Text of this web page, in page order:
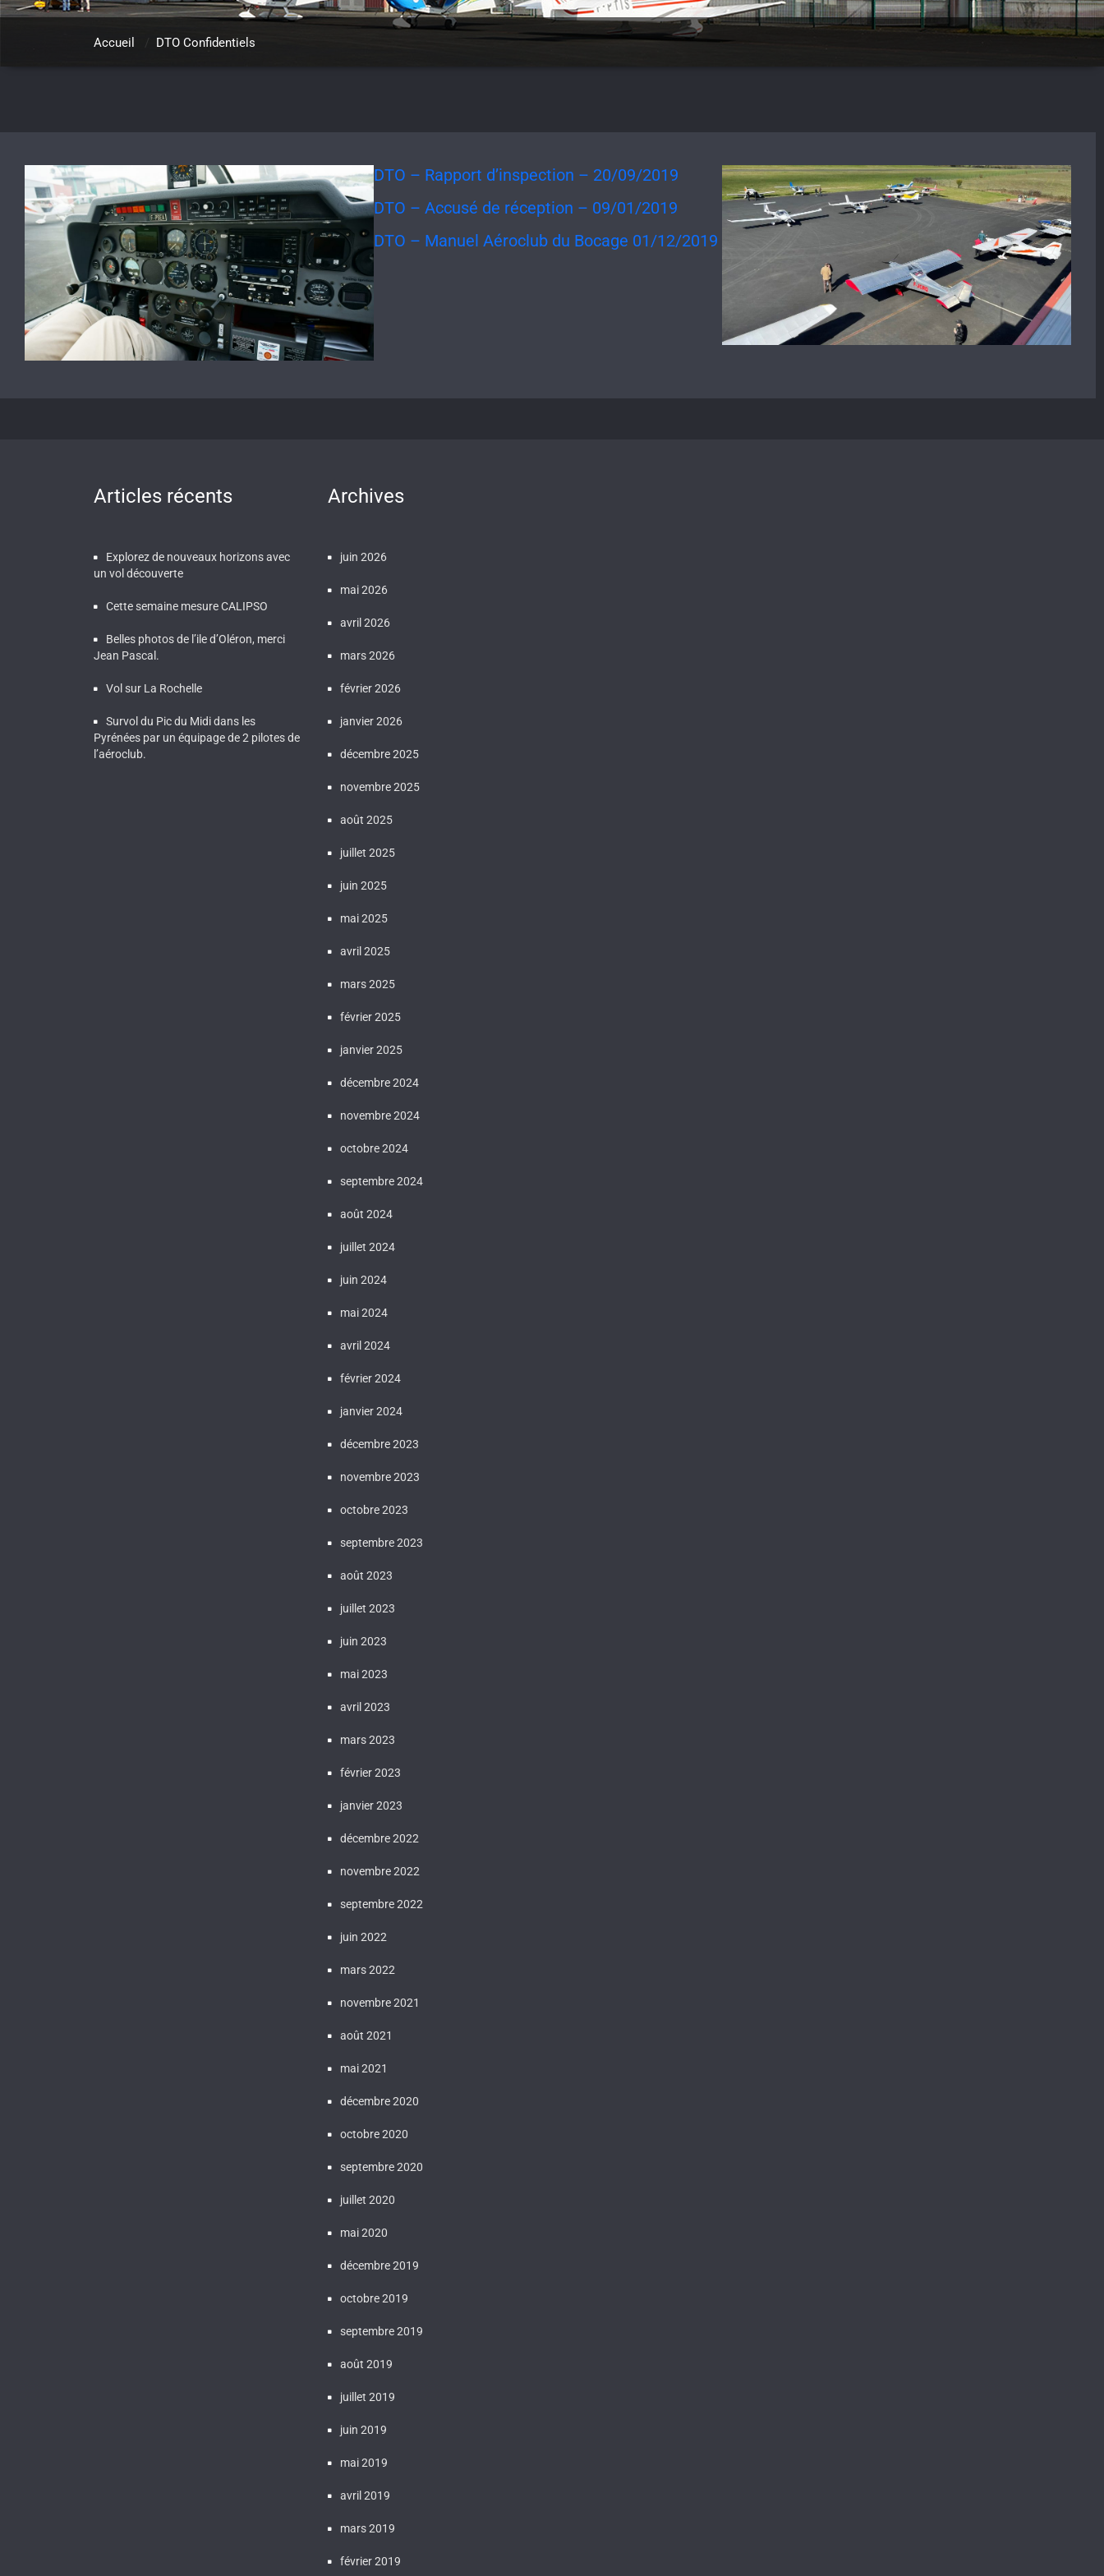
Accueil DTO Confidentiels
DTO – Rapport d’inspection – 20/09/2019
DTO – Accusé de réception – 09/01/2019
DTO – Manuel Aéroclub du Bocage 01/12/2019
Articles récents
Explorez de nouveaux horizons avec
un vol découverte
Cette semaine mesure CALIPSO
Belles photos de l’ile d’Oléron, merci
Jean Pascal.
Vol sur La Rochelle
Survol du Pic du Midi dans les
Pyrénées par un équipage de 2 pilotes de
l’aéroclub.
Archives
juin 2026
mai 2026
avril 2026
mars 2026
février 2026
janvier 2026
décembre 2025
novembre 2025
août 2025
juillet 2025
juin 2025
mai 2025
avril 2025
mars 2025
février 2025
janvier 2025
décembre 2024
novembre 2024
octobre 2024
septembre 2024
août 2024
juillet 2024
juin 2024
mai 2024
avril 2024
février 2024
janvier 2024
décembre 2023
novembre 2023
octobre 2023
septembre 2023
août 2023
juillet 2023
juin 2023
mai 2023
avril 2023
mars 2023
février 2023
janvier 2023
décembre 2022
novembre 2022
septembre 2022
juin 2022
mars 2022
novembre 2021
août 2021
mai 2021
décembre 2020
octobre 2020
septembre 2020
juillet 2020
mai 2020
décembre 2019
octobre 2019
septembre 2019
août 2019
juillet 2019
juin 2019
mai 2019
avril 2019
mars 2019
février 2019